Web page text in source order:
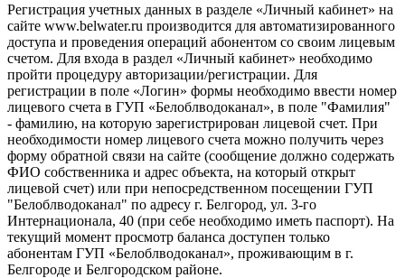
Регистрация учетных данных в разделе «Личный кабинет» на
сайте www.belwater.ru производится для автоматизированного
доступа и проведения операций абонентом со своим лицевым
счетом. Для входа в раздел «Личный кабинет» необходимо
пройти процедуру авторизации/регистрации. Для
регистрации в поле «Логин» формы необходимо ввести номер
лицевого счета в ГУП «Белоблводоканал», в поле "Фамилия"
- фамилию, на которую зарегистрирован лицевой счет. При
необходимости номер лицевого счета можно получить через
форму обратной связи на сайте (сообщение должно содержать
ФИО собственника и адрес объекта, на который открыт
лицевой счет) или при непосредственном посещении ГУП
"Белоблводоканал" по адресу г. Белгород, ул. 3-го
Интернационала, 40 (при себе необходимо иметь паспорт). На
текущий момент просмотр баланса доступен только
абонентам ГУП «Белоблводоканал», проживающим в г.
Белгороде и Белгородском районе.